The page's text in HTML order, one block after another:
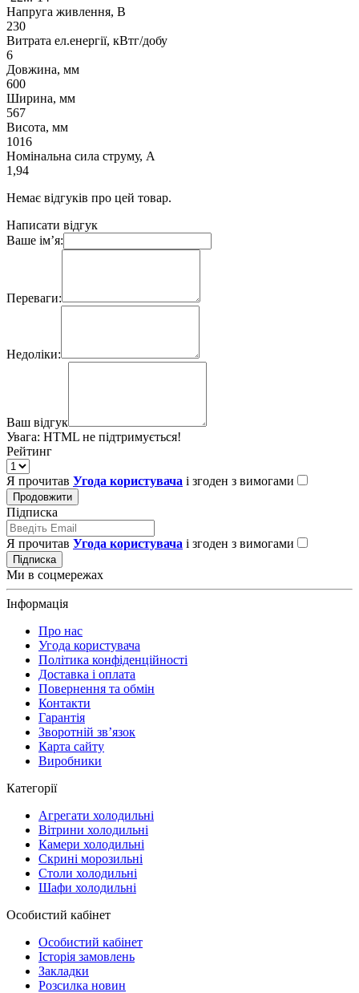
Напруга живлення, В
230
Витрата ел.енергії, кВтг/добу
6
Довжина, мм
600
Ширина, мм
567
Висота, мм
1016
Номінальна сила струму, А
1,94
Немає відгуків про цей товар.
Написати відгук
Ваше ім’я:
Переваги:
Недоліки:
Ваш відгук
Увага: HTML не підтримується!
Рейтинг
Я прочитав Угода користувача і згоден з вимогами
Продовжити
Підписка
Я прочитав Угода користувача і згоден з вимогами
Підписка
Ми в соцмережах
Інформація
Про нас
Угода користувача
Політика конфіденційності
Доставка і оплата
Повернення та обмін
Контакти
Гарантія
Зворотній зв’язок
Карта сайту
Виробники
Категорії
Агрегати холодильні
Вітрини холодильні
Камери холодильні
Скрині морозильні
Столи холодильні
Шафи холодильні
Особистий кабінет
Особистий кабінет
Історія замовлень
Закладки
Розсилка новин